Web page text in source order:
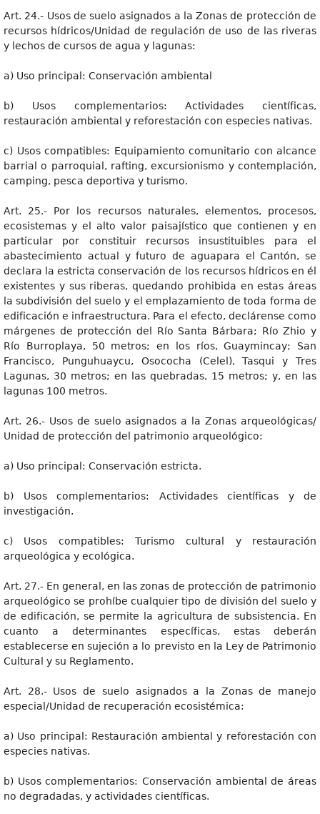
Art. 24.- Usos de suelo asignados a la Zonas de protección de
recursos hídricos/Unidad de regulación de uso de las riveras
y lechos de cursos de agua y lagunas:
a) Uso principal: Conservación ambiental
b) Usos complementarios: Actividades científicas,
restauración ambiental y reforestación con especies nativas.
c) Usos compatibles: Equipamiento comunitario con alcance
barrial o parroquial, rafting, excursionismo y contemplación,
camping, pesca deportiva y turismo.
Art. 25.- Por los recursos naturales, elementos, procesos,
ecosistemas y el alto valor paisajístico que contienen y en
particular por constituir recursos insustituibles para el
abastecimiento actual y futuro de aguapara el Cantón, se
declara la estricta conservación de los recursos hídricos en él
existentes y sus riberas, quedando prohibida en estas áreas
la subdivisión del suelo y el emplazamiento de toda forma de
edificación e infraestructura. Para el efecto, declárense como
márgenes de protección del Río Santa Bárbara; Río Zhio y
Río Burroplaya, 50 metros; en los ríos, Guaymincay; San
Francisco, Punguhuaycu, Osococha (Celel), Tasqui y Tres
Lagunas, 30 metros; en las quebradas, 15 metros; y, en las
lagunas 100 metros.
Art. 26.- Usos de suelo asignados a la Zonas arqueológicas/
Unidad de protección del patrimonio arqueológico:
a) Uso principal: Conservación estricta.
b) Usos complementarios: Actividades científicas y de
investigación.
c) Usos compatibles: Turismo cultural y restauración
arqueológica y ecológica.
Art. 27.- En general, en las zonas de protección de patrimonio
arqueológico se prohíbe cualquier tipo de división del suelo y
de edificación, se permite la agricultura de subsistencia. En
cuanto a determinantes específicas, estas deberán
establecerse en sujeción a lo previsto en la Ley de Patrimonio
Cultural y su Reglamento.
Art. 28.- Usos de suelo asignados a la Zonas de manejo
especial/Unidad de recuperación ecosistémica:
a) Uso principal: Restauración ambiental y reforestación con
especies nativas.
b) Usos complementarios: Conservación ambiental de áreas
no degradadas, y actividades científicas.